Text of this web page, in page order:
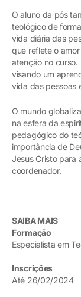
O aluno da pós
teológico de
vida diária das
que reflete o
atenção no
visando um
vida das pessoas
O mundo
na esfera da
pedagógico do
importância de
Jesus Cristo para
coordenador.
SAIBA MAIS
Formação
Especialista em
Inscrições
Até 26/02/2024